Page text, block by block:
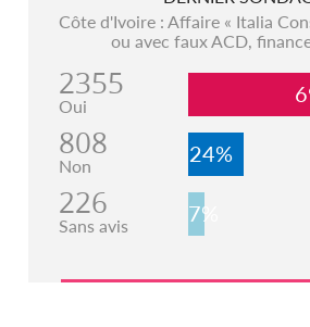
Côte d'Ivoire : Affaire « Italia
ou avec faux ACD,
2355
Oui
808
Non 24%
226
Sans avis 7%